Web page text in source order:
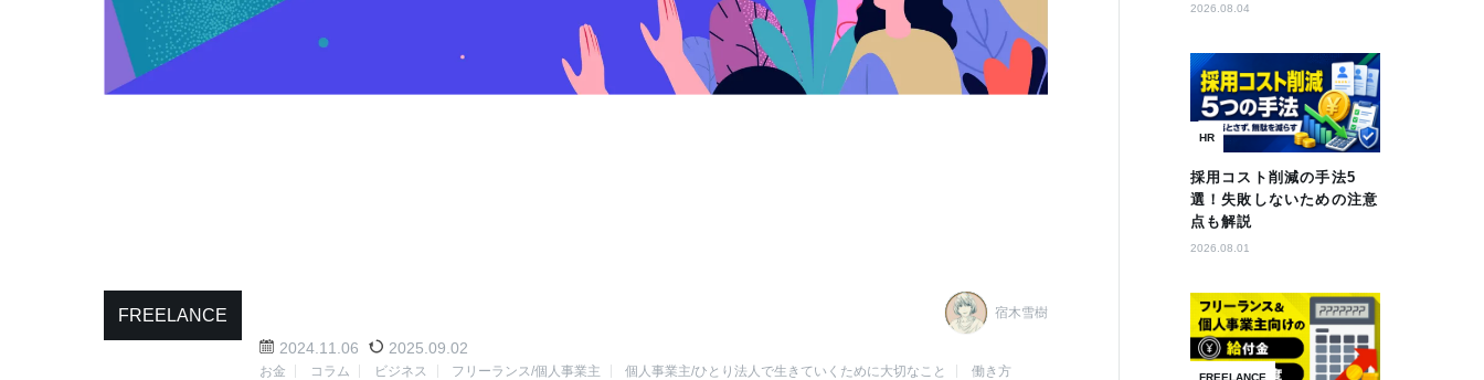
FREELANCE 宿木雪樹
2024.11.06 2025.09.02
お金 コラム ビジネス フリーランス/個人事業主 個人事業主/ひとり法人で生きていくために大切なこと 働き方
2026.08.04
HR
採用コスト削減の手法5
選！失敗しないための注意
点も解説
2026.08.01